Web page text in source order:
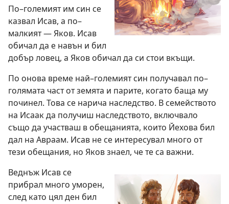
По–големият им син се
казвал Исав, а по–
малкият — Яков. Исав
обичал да е навън и бил
добър ловец, а Яков обичал да си стои вкъщи.
По онова време най–големият син получавал по–
голямата част от земята и парите, когато баща му
починел. Това се нарича наследство. В семейството
на Исаак да получиш наследството, включвало
също да участваш в обещанията, които Йехова бил
дал на Авраам. Исав не се интересувал много от
тези обещания, но Яков знаел, че те са важни.
Веднъж Исав се
прибрал много уморен,
след като цял ден бил